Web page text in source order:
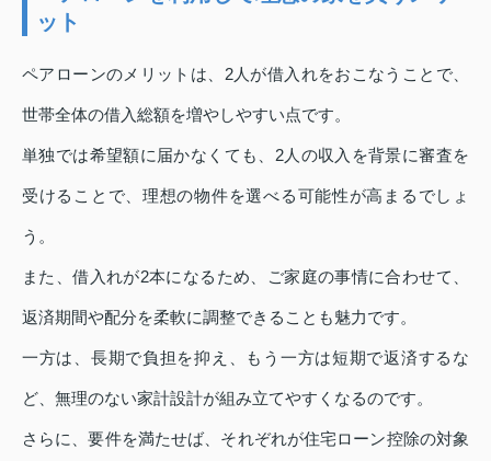
ット
ペアローンのメリットは、2人が借入れをおこなうことで、
世帯全体の借入総額を増やしやすい点です。
単独では希望額に届かなくても、2人の収入を背景に審査を
受けることで、理想の物件を選べる可能性が高まるでしょ
う。
また、借入れが2本になるため、ご家庭の事情に合わせて、
返済期間や配分を柔軟に調整できることも魅力です。
一方は、長期で負担を抑え、もう一方は短期で返済するな
ど、無理のない家計設計が組み立てやすくなるのです。
さらに、要件を満たせば、それぞれが住宅ローン控除の対象